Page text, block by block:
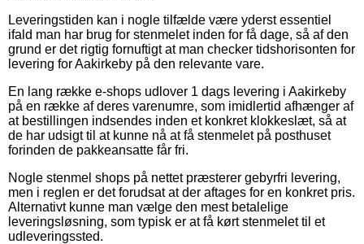
Leveringstiden kan i nogle tilfælde være yderst essentiel
ifald man har brug for stenmelet inden for få dage, så af den
grund er det rigtig fornuftigt at man checker tidshorisonten for
levering for Aakirkeby på den relevante vare.
En lang række e-shops udlover 1 dags levering i Aakirkeby
på en række af deres varenumre, som imidlertid afhænger af
at bestillingen indsendes inden et konkret klokkeslæt, så at
de har udsigt til at kunne nå at få stenmelet på posthuset
forinden de pakkeansatte får fri.
Nogle stenmel shops på nettet præsterer gebyrfri levering,
men i reglen er det forudsat at der aftages for en konkret pris.
Alternativt kunne man vælge den mest betalelige
leveringsløsning, som typisk er at få kørt stenmelet til et
udleveringssted.